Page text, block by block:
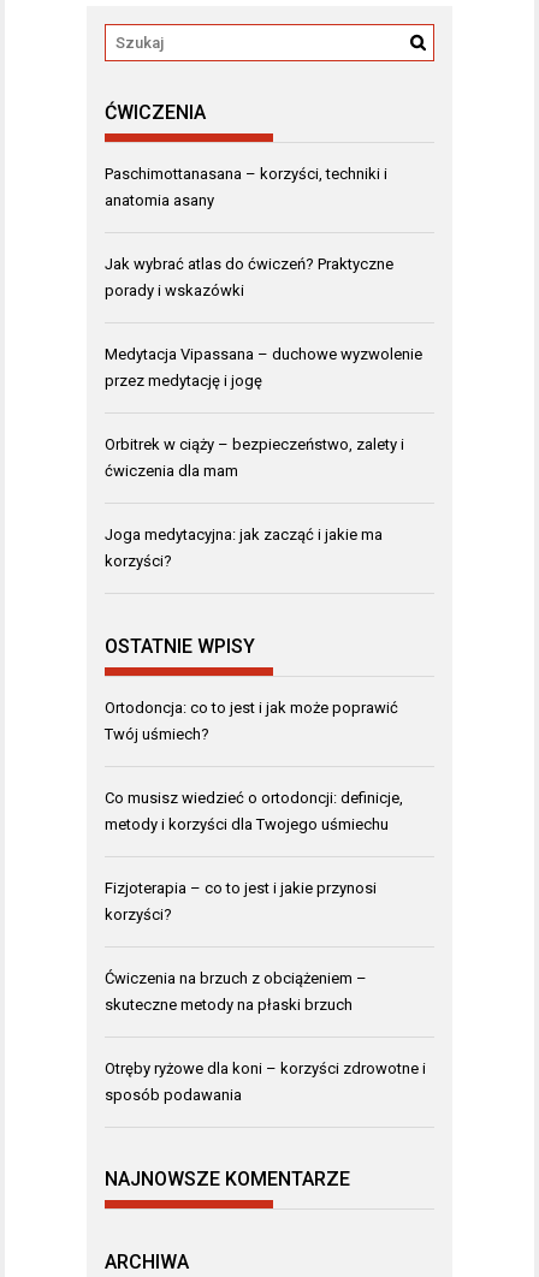
ĆWICZENIA
Paschimottanasana – korzyści, techniki i
anatomia asany
Jak wybrać atlas do ćwiczeń? Praktyczne
porady i wskazówki
Medytacja Vipassana – duchowe wyzwolenie
przez medytację i jogę
Orbitrek w ciąży – bezpieczeństwo, zalety i
ćwiczenia dla mam
Joga medytacyjna: jak zacząć i jakie ma
korzyści?
OSTATNIE WPISY
Ortodoncja: co to jest i jak może poprawić
Twój uśmiech?
Co musisz wiedzieć o ortodoncji: definicje,
metody i korzyści dla Twojego uśmiechu
Fizjoterapia – co to jest i jakie przynosi
korzyści?
Ćwiczenia na brzuch z obciążeniem –
skuteczne metody na płaski brzuch
Otręby ryżowe dla koni – korzyści zdrowotne i
sposób podawania
NAJNOWSZE KOMENTARZE
ARCHIWA